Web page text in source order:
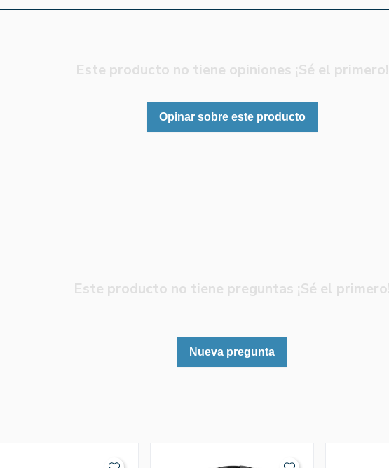
Este producto no tiene opiniones ¡Sé el primero!
Opinar sobre este producto
Este producto no tiene preguntas ¡Sé el
Nueva pregunta